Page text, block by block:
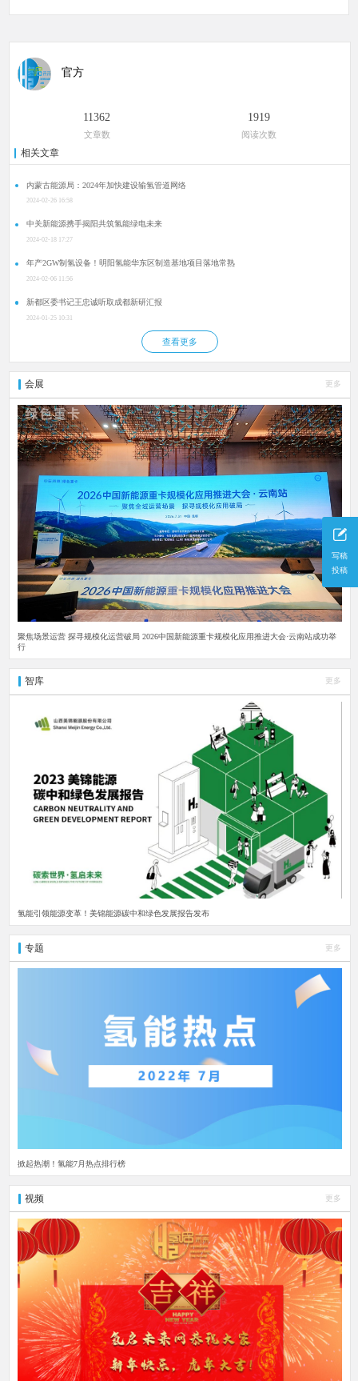
写稿
投稿
官方
11362
文章数
1919
阅读次数
相关文章
内蒙古能源局：2024年加快建设输氢管道网络
2024-02-26 16:58
中关新能源携手揭阳共筑氢能绿电未来
2024-02-18 17:27
年产2GW制氢设备！明阳氢能华东区制造基地项目落地常熟
2024-02-06 11:56
新都区委书记王忠诚听取成都新研汇报
2024-01-25 10:31
查看更多
会展 更多
聚焦场景运营 探寻规模化运营破局 2026中国新能源重卡规模化应用推进大会·云南站成功举
行
智库 更多
氢能引领能源变革！美锦能源碳中和绿色发展报告发布
专题 更多
掀起热潮！氢能7月热点排行榜
视频 更多